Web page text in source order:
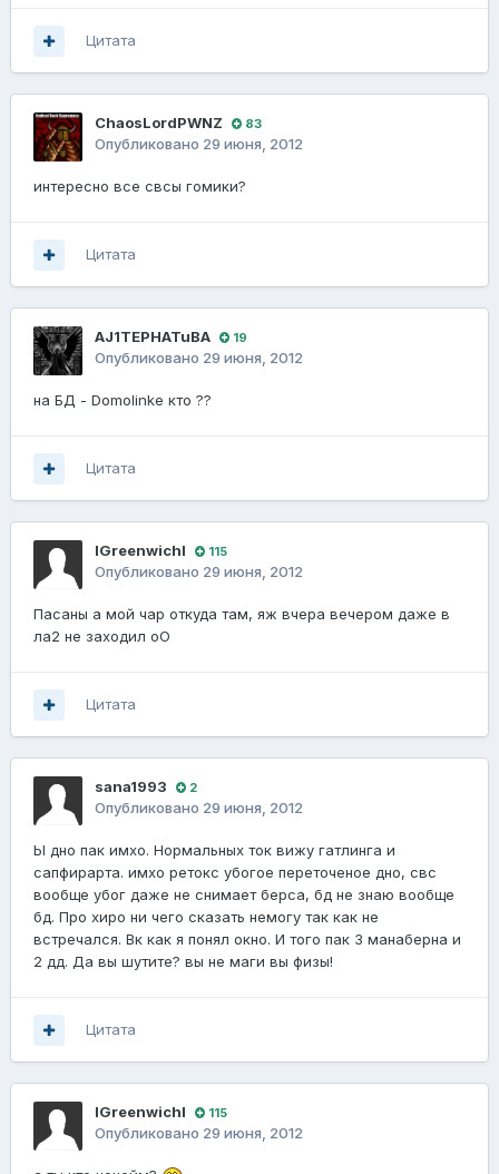
Цитата
ChaosLordPWNZ 83
Опубликовано 29 июня, 2012
интересно все свсы гомики?
Цитата
AJ1TEPHATuBA 19
Опубликовано 29 июня, 2012
на БД - Domolinke кто ??
Цитата
lGreenwichl 115
Опубликовано 29 июня, 2012
Пасаны а мой чар откуда там, яж вчера вечером даже в
ла2 не заходил оО
Цитата
sana1993 2
Опубликовано 29 июня, 2012
Ы дно пак имхо. Нормальных ток вижу гатлинга и
сапфирарта. имхо ретокс убогое переточеное дно, свс
вообще убог даже не снимает берса, бд не знаю вообще
бд. Про хиро ни чего сказать немогу так как не
встречался. Вк как я понял окно. И того пак 3 манаберна и
2 дд. Да вы шутите? вы не маги вы физы!
Цитата
lGreenwichl 115
Опубликовано 29 июня, 2012